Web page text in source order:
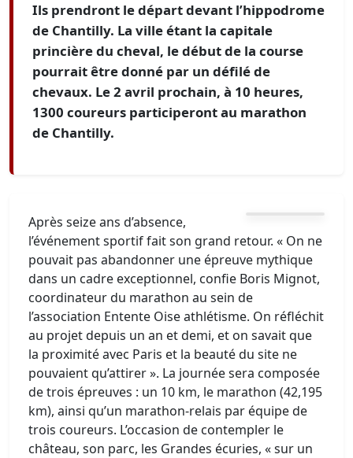
Ils prendront le départ devant l’hippodrome
de Chantilly. La ville étant la capitale
princière du cheval, le début de la course
pourrait être donné par un défilé de
chevaux. Le 2 avril prochain, à 10 heures,
1300 coureurs participeront au marathon
de Chantilly.
Après seize ans d’absence,
l’événement sportif fait son grand retour. « On ne
pouvait pas abandonner une épreuve mythique
dans un cadre exceptionnel, confie Boris Mignot,
coordinateur du marathon au sein de
l’association Entente Oise athlétisme. On réfléchit
au projet depuis un an et demi, et on savait que
la proximité avec Paris et la beauté du site ne
pouvaient qu’attirer ». La journée sera composée
de trois épreuves : un 10 km, le marathon (42,195
km), ainsi qu’un marathon-relais par équipe de
trois coureurs. L’occasion de contempler le
château, son parc, les Grandes écuries, « sur un